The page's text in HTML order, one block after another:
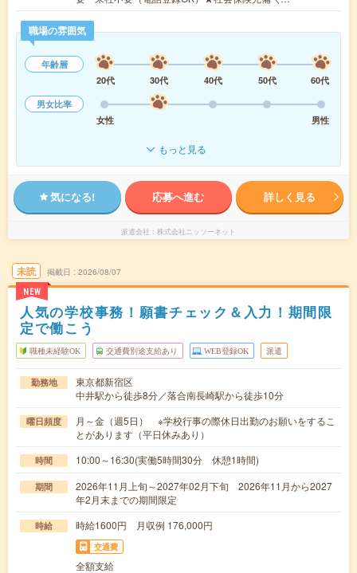
職場の雰囲気
年齢層
20代
30代 40代 50代
60代
男女比率
女性
男性
もっと見る
気になる! 応募へ進む 詳しく見る
派遣会社 株式会社ニッソーネット
未読
NEW
掲載日 2026/08/07
人気の学校事務！願書チェック＆入力！期間限
定で働こう
職種未経験OK 交通費別途支給あり WEB登録OK 派遣
勤務地
東京都新宿区
中井駅から徒歩8分／落合南長崎駅から徒歩10分
曜日頻度
月～金（週5日） ※学校行事の際休日出勤のお願いをするこ
とがあります（平日休みあり）
時間 10:00～16:30(実働5時間30分 休憩1時間)
期間
2026年11月上旬～2027年02月下旬 2026年11月から2027
年2月末までの期間限定
時給 時給1600円 月収例 176,000円
交通費
全額支給